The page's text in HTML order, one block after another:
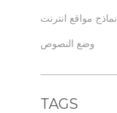
نماذج مواقع انترنت
وضع النصوص
TAGS